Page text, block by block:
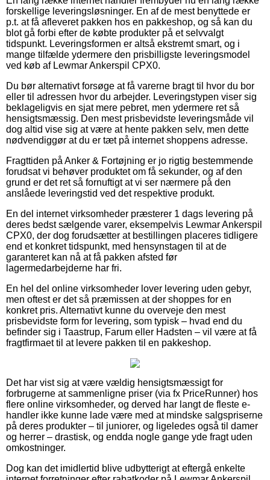
forskellige leveringsløsninger. En af de mest benyttede er
p.t. at få afleveret pakken hos en pakkeshop, og så kan du
blot gå forbi efter de købte produkter på et selvvalgt
tidspunkt. Leveringsformen er altså ekstremt smart, og i
mange tilfælde ydermere den prisbilligste leveringsmodel
ved køb af Lewmar Ankerspil CPX0.
Du bør alternativt forsøge at få varerne bragt til hvor du bor
eller til adressen hvor du arbejder. Leveringstypen viser sig
beklageligvis en sjat mere pebret, men ydermere ret så
hensigtsmæssig. Den mest prisbevidste leveringsmåde vil
dog altid vise sig at være at hente pakken selv, men dette
nødvendiggør at du er tæt på internet shoppens adresse.
Fragttiden på Anker & Fortøjning er jo rigtig bestemmende
forudsat vi behøver produktet om få sekunder, og af den
grund er det ret så fornuftigt at vi ser nærmere på den
anslåede leveringstid ved det respektive produkt.
En del internet virksomheder præsterer 1 dags levering på
deres bedst sælgende varer, eksempelvis Lewmar Ankerspil
CPX0, der dog forudsætter at bestillingen placeres tidligere
end et konkret tidspunkt, med hensynstagen til at de
garanteret kan nå at få pakken afsted før
lagermedarbejderne har fri.
En hel del online virksomheder lover levering uden gebyr,
men oftest er det så præmissen at der shoppes for en
konkret pris. Alternativt kunne du overveje den mest
prisbevidste form for levering, som typisk – hvad end du
befinder sig i Taastrup, Farum eller Hadsten – vil være at få
fragtfirmaet til at levere pakken til en pakkeshop.
Det har vist sig at være vældig hensigtsmæssigt for
forbrugerne at sammenligne priser (via fx PriceRunner) hos
flere online virksomheder, og derved har langt de fleste e-
handler ikke kunne lade være med at mindske salgspriserne
på deres produkter – til juniorer, og ligeledes også til damer
og herrer – drastisk, og endda nogle gange yde fragt uden
omkostninger.
Dog kan det imidlertid blive udbytterigt at eftergå enkelte